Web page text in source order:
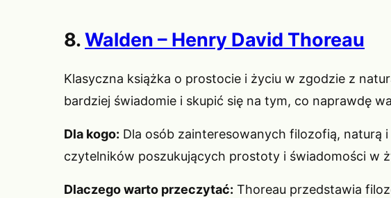
8.Walden – Henry David Thoreau
Klasyczna książka o prostocie i życiu w zgodzie z
bardziej świadomie i skupić się na tym, co naprawdę
Dla kogo: Dla osób zainteresowanych filozofią, naturą
czytelników poszukujących prostoty i świadomości w
Dlaczego warto przeczytać: Thoreau przedstawia